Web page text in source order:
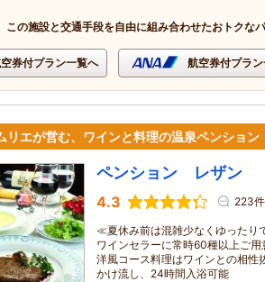
この施設と交通手段を自由に組み合わせたおトクな
券付プラン一覧へ 航空券付プラ
リエが営む、ワインと料理の温泉ペンション
ペンション レザン
4.3 223件
≪夏休み前は混雑少なくゆった
ワインセラーに常時60種以上ご
洋風コース料理はワインとの相
かけ流し、24時間入浴可能